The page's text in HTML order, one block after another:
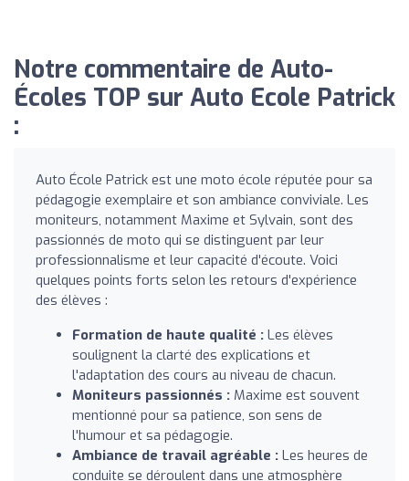
Notre commentaire de Auto-
Écoles TOP sur Auto Ecole Patrick
:
Auto École Patrick est une moto école réputée pour sa
pédagogie exemplaire et son ambiance conviviale. Les
moniteurs, notamment Maxime et Sylvain, sont des
passionnés de moto qui se distinguent par leur
professionnalisme et leur capacité d'écoute. Voici
quelques points forts selon les retours d'expérience
des élèves :
Formation de haute qualité : Les élèves
soulignent la clarté des explications et
l'adaptation des cours au niveau de chacun.
Moniteurs passionnés : Maxime est souvent
mentionné pour sa patience, son sens de
l'humour et sa pédagogie.
Ambiance de travail agréable : Les heures de
conduite se déroulent dans une atmosphère